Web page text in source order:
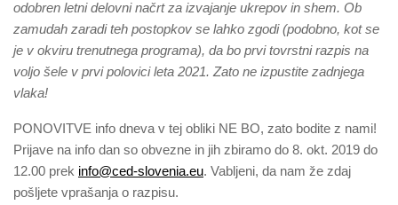
odobren letni delovni načrt za izvajanje ukrepov in shem. Ob
zamudah zaradi teh postopkov se lahko zgodi (podobno, kot se
je v okviru trenutnega programa), da bo prvi tovrstni razpis na
voljo šele v prvi polovici leta 2021. Zato ne izpustite zadnjega
vlaka!
PONOVITVE info dneva v tej obliki NE BO, zato bodite z nami!
Prijave na info dan so obvezne in jih zbiramo do 8. okt. 2019 do
12.00 prek info@ced-slovenia.eu. Vabljeni, da nam že zdaj
pošljete vprašanja o razpisu.